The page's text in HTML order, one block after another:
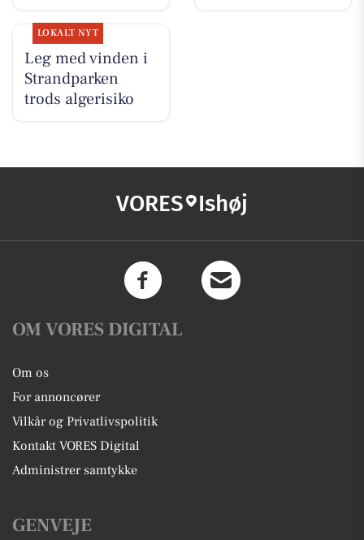
LOKALT NYT
Leg med vinden i
Strandparken
trods algerisiko
VORES Ishøj
OM VORES DIGITAL
Om os
For annoncører
Vilkår og Privatlivspolitik
Kontakt VORES Digital
Administrer samtykke
GENVEJE